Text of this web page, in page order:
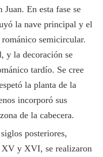
En esta fase se
la nave principal y el
semicircular.
y la decoración se
tardío. Se cree
la planta de la
incorporó sus
de la cabecera.
posteriores,
XV y XVI, se realizaron